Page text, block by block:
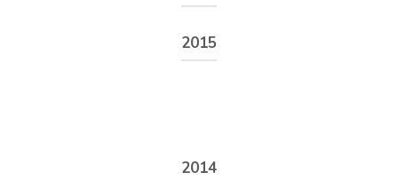
Énoncé
2015
2014